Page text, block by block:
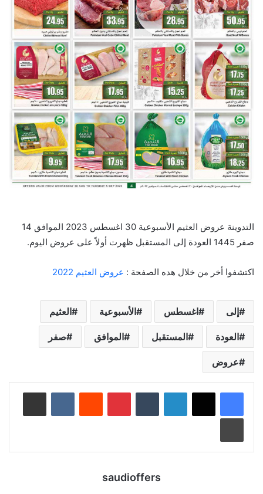
التدوينة عروض العثيم الأسبوعية 30 اغسطس 2023 الموافق 14
صفر 1445 العودة إلى المستقبل ظهرت أولاً على عروض اليوم.
اكتشفوا أخر من خلال هده الصفحة : عروض العثيم 2022
إلى اغسطس الأسبوعية العثيم
العودة المستقبل الموافق صفر
عروض
لينكدإن بينتيريست
saudioffers